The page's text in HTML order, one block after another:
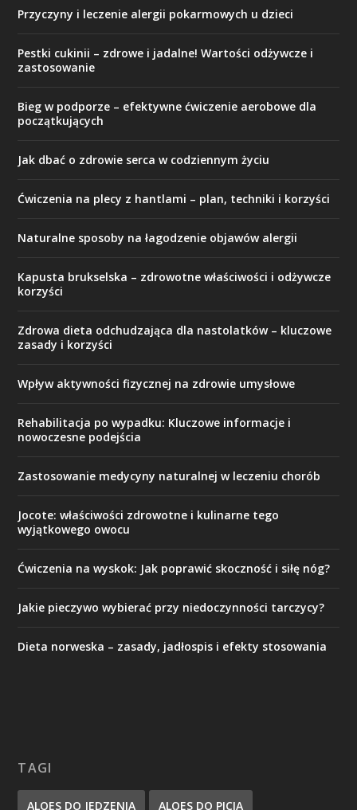
Przyczyny i leczenie alergii pokarmowych u dzieci
Pestki cukinii – zdrowe i jadalne! Wartości odżywcze i
zastosowanie
Bieg w podporze – efektywne ćwiczenie aerobowe dla
początkujących
Jak dbać o zdrowie serca w codziennym życiu
Ćwiczenia na plecy z hantlami – plan, techniki i korzyści
Naturalne sposoby na łagodzenie objawów alergii
Kapusta brukselska – zdrowotne właściwości i odżywcze
korzyści
Zdrowa dieta odchudzająca dla nastolatków – kluczowe
zasady i korzyści
Wpływ aktywności fizycznej na zdrowie umysłowe
Rehabilitacja po wypadku: Kluczowe informacje i
nowoczesne podejścia
Zastosowanie medycyny naturalnej w leczeniu chorób
Jocote: właściwości zdrowotne i kulinarne tego
wyjątkowego owocu
Ćwiczenia na wyskok: Jak poprawić skoczność i siłę nóg?
Jakie pieczywo wybierać przy niedoczynności tarczycy?
Dieta norweska – zasady, jadłospis i efekty stosowania
TAGI
ALOES DO JEDZENIA ALOES DO PICIA